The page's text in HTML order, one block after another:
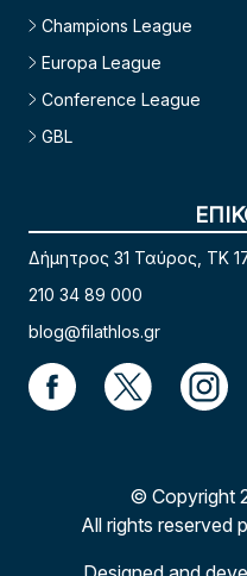
Champions League
Europa League
Conference League
GBL
Δήμητρος 31 Ταύρος, TK
210 34 89 000
blog@filathlos.gr
© Copyright
All rights reserved